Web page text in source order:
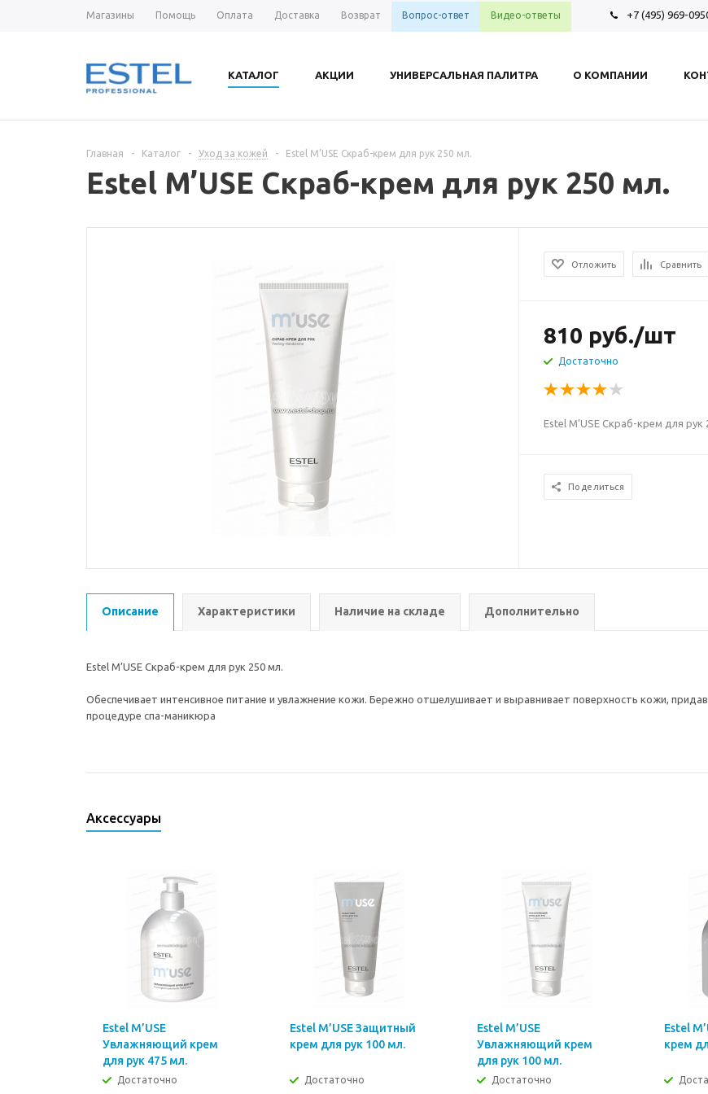
Магазины Помощь Оплата Доставка Возврат Вопрос-ответ Видео-ответы +7 (495) 969-
КАТАЛОГ АКЦИИ УНИВЕРСАЛЬНАЯ ПАЛИТРА О КОМПАНИИ
Главная - Каталог - Уход за кожей - Estel M’USE Скраб-крем для рук 250 мл.
Estel M’USE Скраб-крем для рук 250 мл.
Отложить Сравнить
810 руб./шт
Достаточно
Estel M’USE Скраб-крем для рук
Поделиться
Описание Характеристики Наличие на складе Дополнительно
Estel M’USE Скраб-крем для рук 250 мл.
Обеспечивает интенсивное питание и увлажнение кожи. Бережно отшелушивает и выравнивает поверхность кожи,
процедуре спа-маникюра
Аксессуары
Estel M’USE
Увлажняющий крем
для рук 475 мл.
Достаточно
Estel M’USE Защитный
крем для рук 100 мл.
Достаточно
Estel M’USE
Увлажняющий крем
для рук 100 мл.
Достаточно
Estel
крем